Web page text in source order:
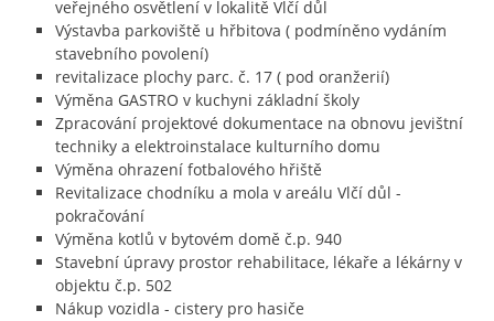
veřejného osvětlení v lokalitě Vlčí důl
Výstavba parkoviště u hřbitova ( podmíněno vydáním
stavebního povolení)
revitalizace plochy parc. č. 17 ( pod oranžerií)
Výměna GASTRO v kuchyni základní školy
Zpracování projektové dokumentace na obnovu jevištní
techniky a elektroinstalace kulturního domu
Výměna ohrazení fotbalového hřiště
Revitalizace chodníku a mola v areálu Vlčí důl -
pokračování
Výměna kotlů v bytovém domě č.p. 940
Stavební úpravy prostor rehabilitace, lékaře a lékárny v
objektu č.p. 502
Nákup vozidla - cistery pro hasiče